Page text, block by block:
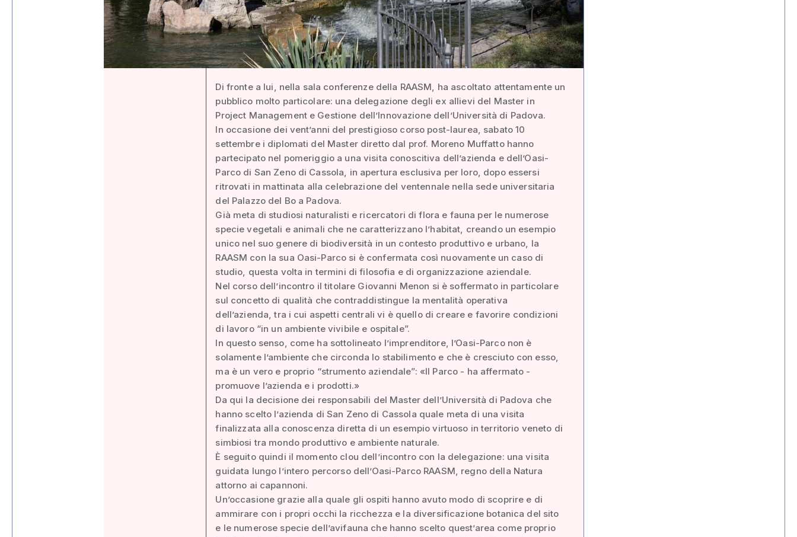
Di fronte a lui, nella sala conferenze della RAASM, ha ascoltato attentamente un
pubblico molto particolare: una delegazione degli ex allievi del Master in
Project Management e Gestione dell’Innovazione dell’Università di Padova.
In occasione dei vent’anni del prestigioso corso post-laurea, sabato 10
settembre i diplomati del Master diretto dal prof. Moreno Muffatto hanno
partecipato nel pomeriggio a una visita conoscitiva dell’azienda e dell’Oasi-
Parco di San Zeno di Cassola, in apertura esclusiva per loro, dopo essersi
ritrovati in mattinata alla celebrazione del ventennale nella sede universitaria
del Palazzo del Bo a Padova.
Già meta di studiosi naturalisti e ricercatori di flora e fauna per le numerose
specie vegetali e animali che ne caratterizzano l’habitat, creando un esempio
unico nel suo genere di biodiversità in un contesto produttivo e urbano, la
RAASM con la sua Oasi-Parco si è confermata così nuovamente un caso di
studio, questa volta in termini di filosofia e di organizzazione aziendale.
Nel corso dell’incontro il titolare Giovanni Menon si è soffermato in particolare
sul concetto di qualità che contraddistingue la mentalità operativa
dell’azienda, tra i cui aspetti centrali vi è quello di creare e favorire condizioni
di lavoro “in un ambiente vivibile e ospitale”.
In questo senso, come ha sottolineato l’imprenditore, l’Oasi-Parco non è
solamente l’ambiente che circonda lo stabilimento e che è cresciuto con esso,
ma è un vero e proprio “strumento aziendale”: «Il Parco - ha affermato -
promuove l’azienda e i prodotti.»
Da qui la decisione dei responsabili del Master dell’Università di Padova che
hanno scelto l’azienda di San Zeno di Cassola quale meta di una visita
finalizzata alla conoscenza diretta di un esempio virtuoso in territorio veneto di
simbiosi tra mondo produttivo e ambiente naturale.
È seguito quindi il momento clou dell’incontro con la delegazione: una visita
guidata lungo l’intero percorso dell’Oasi-Parco RAASM, regno della Natura
attorno ai capannoni.
Un’occasione grazie alla quale gli ospiti hanno avuto modo di scoprire e di
ammirare con i propri occhi la ricchezza e la diversificazione botanica del sito
e le numerose specie dell’avifauna che hanno scelto quest’area come proprio